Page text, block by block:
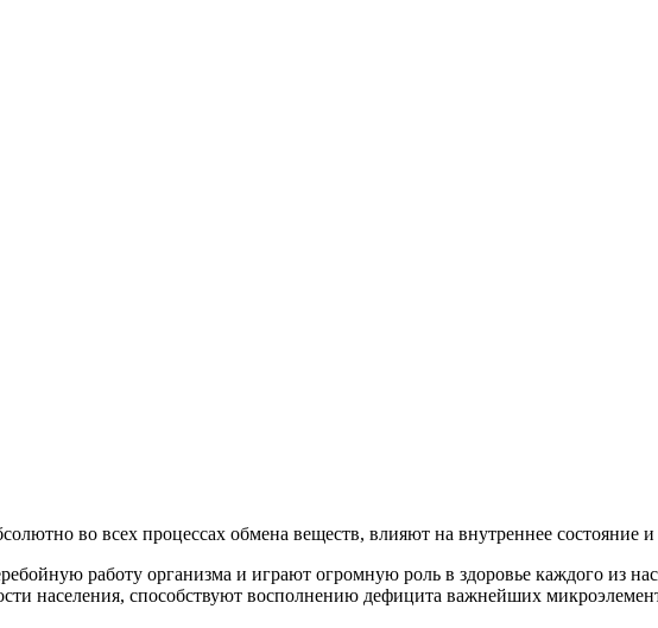
во всех процессах обмена веществ, влияют на внутреннее состояние
работу организма и играют огромную роль в здоровье каждого
населения, способствуют восполнению дефицита важнейших